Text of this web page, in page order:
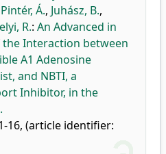
Pintér, Á., Juhász, B.,
R.: An Advanced in
Interaction between
A1 Adenosine
and NBTI, a
Inhibitor, in the
16, (article identifier: